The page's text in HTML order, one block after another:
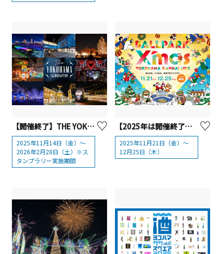
【開催終了】THE YOKOHAMA ILLUMINATION
2025年11月14日（金）～
2026年2月28日（土）※ス
タンプラリー実施期間
【2025年は開催終了】横浜公園「BALLPARK Xmas YOKOHAMA KANNAI 2025」
2025年11月21日（金）～
12月25日（木）